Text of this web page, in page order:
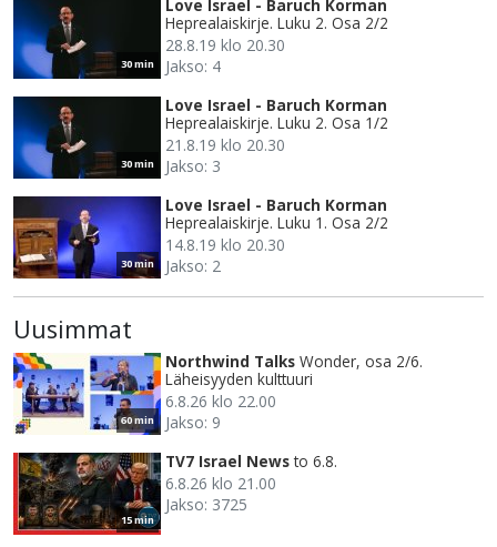
30 min
Love Israel - Baruch Korman
Heprealaiskirje. Luku 2. Osa 2/2
28.8.19 klo 20.30
Jakso: 4
30 min
Love Israel - Baruch Korman
Heprealaiskirje. Luku 2. Osa 1/2
21.8.19 klo 20.30
Jakso: 3
30 min
Love Israel - Baruch Korman
Heprealaiskirje. Luku 1. Osa 2/2
14.8.19 klo 20.30
Jakso: 2
Uusimmat
60 min
Northwind Talks Wonder, osa 2/6.
Läheisyyden kulttuuri
6.8.26 klo 22.00
Jakso: 9
15 min
TV7 Israel News to 6.8.
6.8.26 klo 21.00
Jakso: 3725